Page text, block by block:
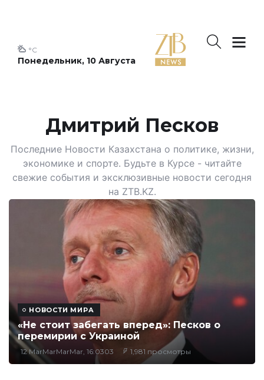
Понедельник, 10 Августа
°C
Дмитрий Песков
Последние Новости Казахстана о политике, жизни,
экономике и спорте. Будьте в Курсе - читайте
свежие события и эксклюзивные новости сегодня
на ZTB.KZ.
НОВОСТИ МИРА
«Не стоит забегать вперед»: Песков о
перемирии с Украиной
12 MarMarMarMar, 16:0303 1,981 просмотры